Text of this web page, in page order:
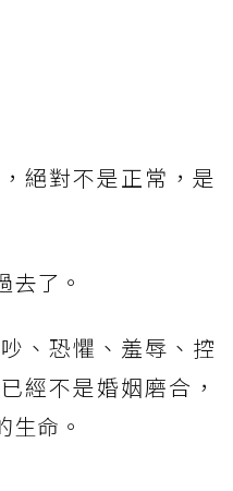
絕對不是正常，是
去了。
、恐懼、羞辱、控
經不是婚姻磨合，
生命。